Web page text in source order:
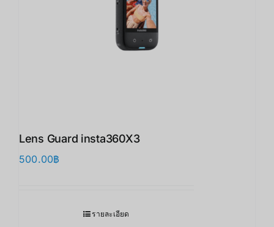
Lens Guard insta360X3 ​
500.00฿
รายละเอียด